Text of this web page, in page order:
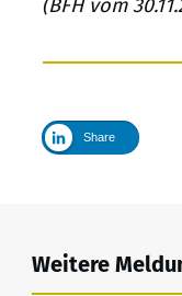
(BFH vom
Share
Weitere